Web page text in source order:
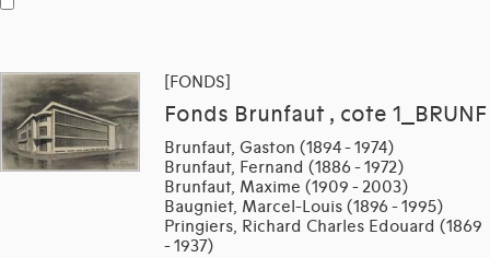
[FONDS]
Fonds Brunfaut , cote 1_BRUNF
Brunfaut, Gaston (1894 - 1974)
Brunfaut, Fernand (1886 - 1972)
Brunfaut, Maxime (1909 - 2003)
Baugniet, Marcel-Louis (1896 - 1995)
Pringiers, Richard Charles Edouard (1869
- 1937)